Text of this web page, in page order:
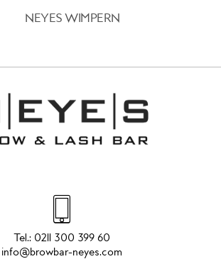
NEYES WIMPERN
Tel.: 0211 300 399 60
info@browbar-neyes.com